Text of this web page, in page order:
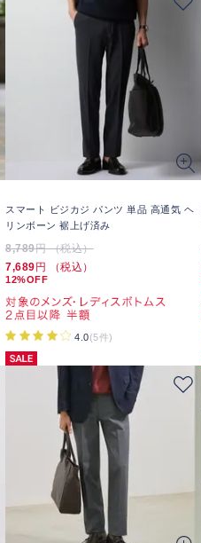
スマート ビジカジ パンツ 単品 高通気 ヘ
リンボーン 裾上げ済み
8,789円 （税込）
7,689 円 （税込）
12%OFF
4.0(5件)